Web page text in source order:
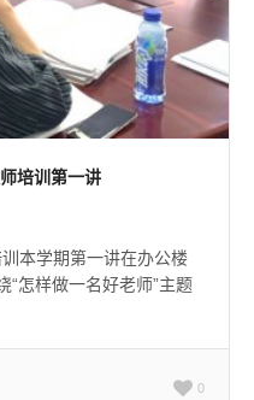
培训第一讲
本学期第一讲在办公楼
“怎样做一名好老师”主题
0